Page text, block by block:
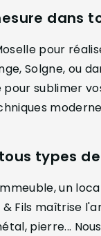
dans
pour
Solgne, ou
sublimer
types
un
Fils maîtrise
pierre...